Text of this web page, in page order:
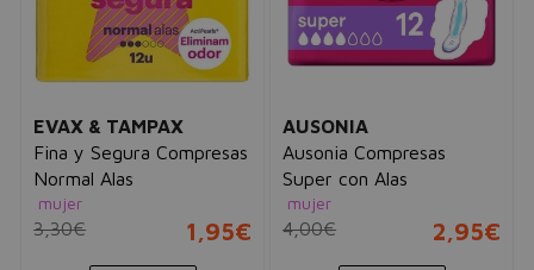
EVAX & TAMPAX
Fina y Segura Compresas
Normal Alas
mujer
3,30€ 1,95€
AUSONIA
Ausonia Compresas
Super con Alas
mujer
4,00€ 2,95€